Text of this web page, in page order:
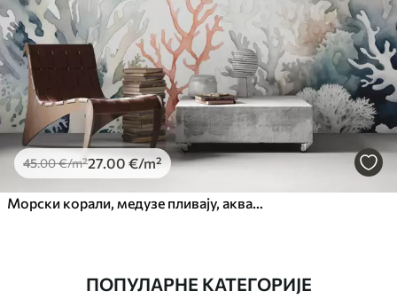
45.00€/m²27 .00 €/m²
ПОПУЛАРНЕ КАТЕГОРИЈЕ